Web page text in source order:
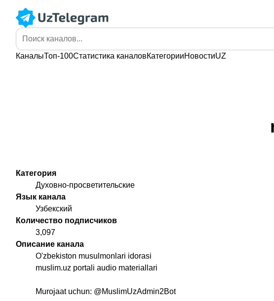
КаналыТоп-100Статистика каналовКатегорииНовостиUZ
Категория
Духовно-просветительские
Язык канала
Узбекский
Количество подписчиков
3,097
Описание канала
O'zbekiston musulmonlari idorasi
muslim.uz portali audio materiallari
Murojaat uchun: @MuslimUzAdmin2Bot